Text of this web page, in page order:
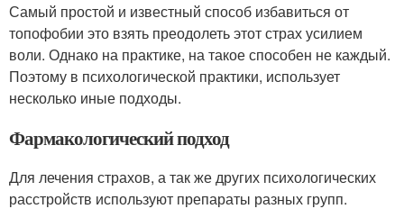
Самый простой и известный способ избавиться от
топофобии это взять преодолеть этот страх усилием
воли. Однако на практике, на такое способен не каждый.
Поэтому в психологической практики, использует
несколько иные подходы.
Фармакологический подход
Для лечения страхов, а так же других психологических
расстройств используют препараты разных групп.